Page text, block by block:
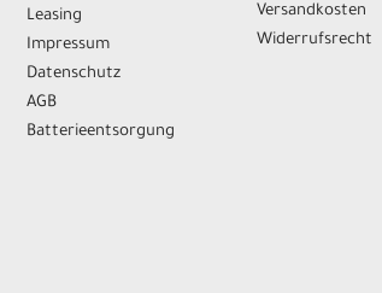
Leasing
Impressum
Datenschutz
AGB
Batterieentsorgung
Versandkosten
Widerrufsrecht